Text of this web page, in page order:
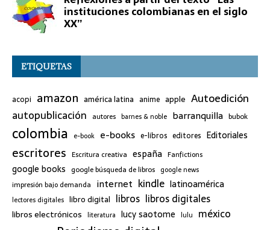
ETIQUETAS
acopi amazon américa latina anime apple Autoedición
autopublicación autores barnes & noble barranquilla bubok
colombia e-book e-books e-libros editores Editoriales
escritores Escritura creativa españa Fanfictions
google books google búsqueda de libros google news
impresión bajo demanda internet kindle latinoamérica
lectores digitales libro digital libros libros digitales
libros electrónicos literatura lucy saotome lulu méxico